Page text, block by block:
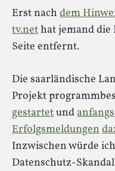
Erst nach dem
tv.nethat jemand
Seite entfernt.
Die saarländische
Projekt
gestartetundanfangs
Erfolgsmeldungen
Inzwischen würde
Datenschutz-